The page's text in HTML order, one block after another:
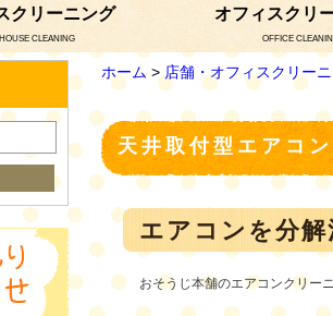
クリーニング
HOUSE CLEANING
オフィスクリ
OFFICE
ホーム >店舗・オフィスクリー
天井取付型エアコ
エアコンを分
おそうじ本舗のエアコンクリー